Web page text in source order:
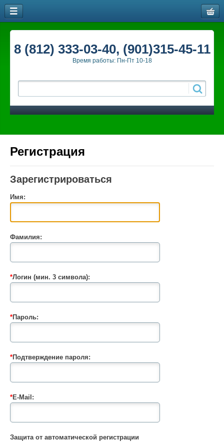
8 (812) 333-03-40, (901)315-45-11
Время работы: Пн-Пт 10-18
Регистрация
Зарегистрироваться
Имя:
Фамилия:
*Логин (мин. 3 символа):
*Пароль:
*Подтверждение пароля:
*E-Mail:
Защита от автоматической регистрации